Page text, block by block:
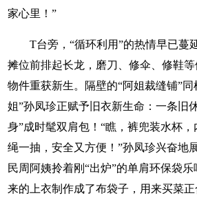
家心里！”
T台旁，“循环利用”的热情早已蔓
摊位前排起长龙，磨刀、修伞、修鞋
物件重获新生。隔壁的“阿姐裁缝铺”
姐”孙凤珍正赋予旧衣新生命：一条旧
身”成时髦双肩包！“瞧，裤兜装水杯
绳一抽，安全又方便！”孙凤珍兴奋地
民周阿姨拎着刚“出炉”的单肩环保袋
来的上衣制作成了布袋子，用来买菜